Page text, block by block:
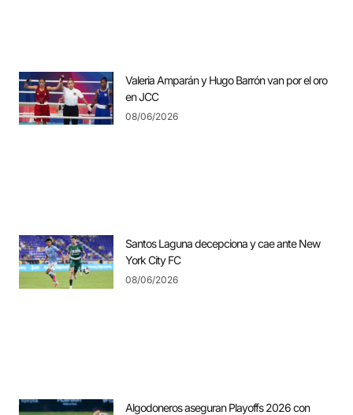
Valeria Amparán y Hugo Barrón van por el oro
en JCC
08/06/2026
Santos Laguna decepciona y cae ante New
York City FC
08/06/2026
Algodoneros aseguran Playoffs 2026 con